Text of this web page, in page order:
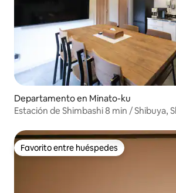
Departamento en Minato-ku
Estación de Shimbashi 8 min / Shibuya,
Favorito entre huéspedes
Favorito entre huéspedes